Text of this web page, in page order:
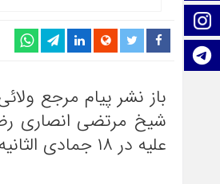
تلگرام
باز نشر پیام مرجع
شیخ مرتضی انصاری
علیه در ۱۸ جمادی الثانیه